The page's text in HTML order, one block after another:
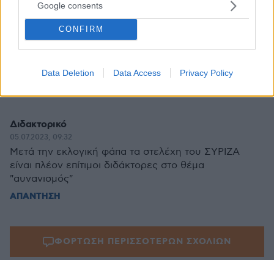
Google consents
CONFIRM
Data Deletion Data Access Privacy Policy
Νόμιζα ότι είχαμε φτάσει πάτο με τον Σύριζα
05.07.2023, 09:54
ζαίους να φαίνονται λογικοί...
Διδακτορικό
05.07.2023, 09:32
Μετά την εκλογική φάπα τα στελέχη του ΣΥΡΙΖΑ
είναι πλέον επίτιμοι διδάκτορες στο θέμα
"αυνανισμός"
ΑΠΑΝΤΗΣΗ
ΦΟΡΤΩΣΗ ΠΕΡΙΣΣΟΤΕΡΩΝ ΣΧΟΛΙΩΝ